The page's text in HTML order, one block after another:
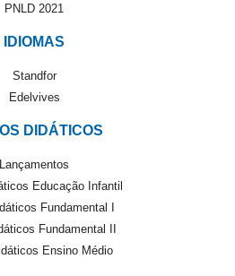
PNLD 2021
IDIOMAS
Standfor
Edelvives
DIDÁTICOS
Lançamentos
Educação Infantil
Fundamental I
Fundamental II
Ensino Médio